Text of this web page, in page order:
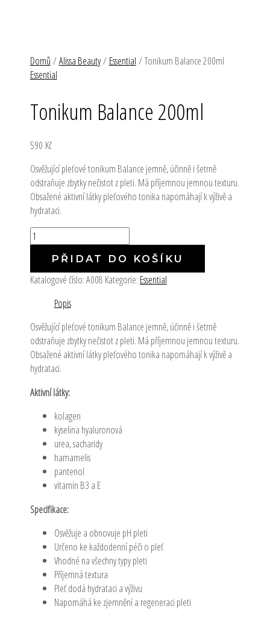
Domů /Alissa Beauty/ Essential / Tonikum Balance 200ml
Essential
Tonikum Balance 200ml
590 Kč
Osvěžující pleťové tonikum Balance jemně, účinně i šetrně
odstraňuje zbytky nečistot z pleti. Má příjemnou jemnou texturu.
Obsažené aktivní látky pleťového tonika napomáhají k výživě a
hydrataci.
PŘIDAT DO KOŠÍKU
Katalogové číslo:A008 Kategorie: Essential
Popis
Osvěžující pleťové tonikum Balance jemně, účinně i šetrně
odstraňuje zbytky nečistot z pleti. Má příjemnou jemnou texturu.
Obsažené aktivní látky pleťového tonika napomáhají k výživě a
hydrataci.
Aktivní látky:
kolagen
kyselina hyaluronová
urea, sacharidy
hamamelis
pantenol
vitamin B3 a E
Specifikace:
Osvěžuje a obnovuje pH pleti
Určeno ke každodenní péči o pleť
Vhodné na všechny typy pleti
Příjemná textura
Pleť dodá hydrataci a výživu
Napomáhá ke zjemnění a regeneraci pleti